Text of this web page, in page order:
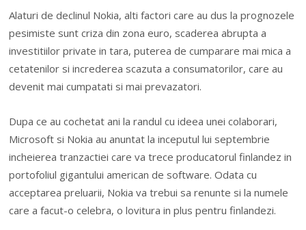
Alaturi de declinul Nokia, alti factori care au dus la prognozele
pesimiste sunt criza din zona euro, scaderea abrupta a
investitiilor private in tara, puterea de cumparare mai mica a
cetatenilor si increderea scazuta a consumatorilor, care au
devenit mai cumpatati si mai prevazatori.
Dupa ce au cochetat ani la randul cu ideea unei colaborari,
Microsoft si Nokia au anuntat la inceputul lui septembrie
incheierea tranzactiei care va trece producatorul finlandez in
portofoliul gigantului american de software. Odata cu
acceptarea preluarii, Nokia va trebui sa renunte si la numele
care a facut-o celebra, o lovitura in plus pentru finlandezi.